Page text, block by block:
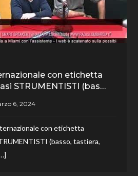
con etichetta
STRUMENTISTI (bas…
con etichetta
(basso, tastiera,